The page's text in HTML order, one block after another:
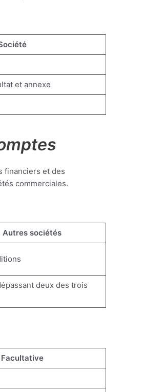
et annexe
financiers et des
commerciales.
Autres sociétés
deux des trois
Facultative